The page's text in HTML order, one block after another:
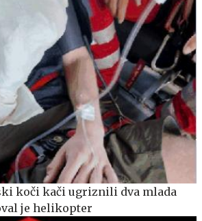
koči kači ugriznili dva mlada
je helikopter